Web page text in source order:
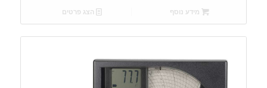
מידע נוסף הצג פרטים